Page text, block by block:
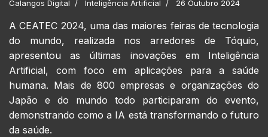
Calangos Digital Inteligência Artificial 26 Outubro 2024
A CEATEC 2024, uma das maiores feiras de tecnologia
do mundo, realizada nos arredores de Tóquio,
apresentou as últimas inovações em Inteligência
Artificial, com foco em aplicações para a saúde
humana. Mais de 800 empresas e organizações do
Japão e do mundo todo participaram do evento,
demonstrando como a IA está transformando o futuro
da saúde.